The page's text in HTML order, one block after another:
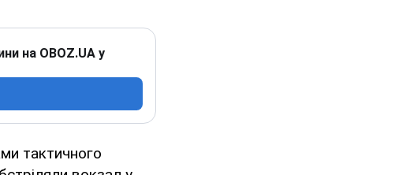
на OBOZ.UA у
тактичного